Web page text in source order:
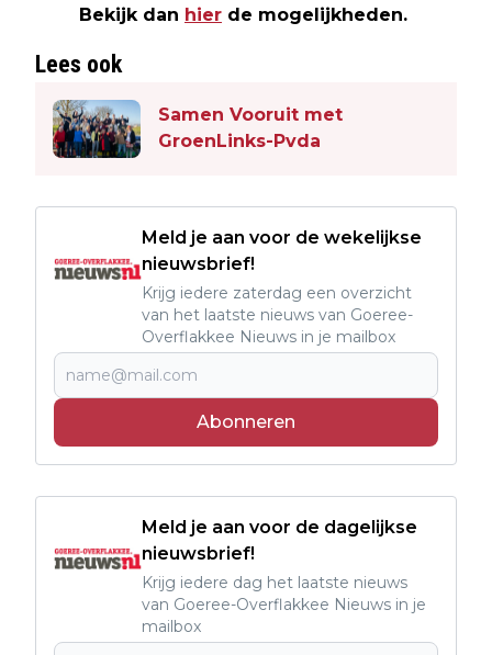
Bekijk dan hier de mogelijkheden.
Lees ook
Samen Vooruit met
GroenLinks-Pvda
Meld je aan voor de wekelijkse
nieuwsbrief!
Krijg iedere zaterdag een overzicht
van het laatste nieuws van Goeree-
Overflakkee Nieuws in je mailbox
Abonneren
Meld je aan voor de dagelijkse
nieuwsbrief!
Krijg iedere dag het laatste nieuws
van Goeree-Overflakkee Nieuws in je
mailbox